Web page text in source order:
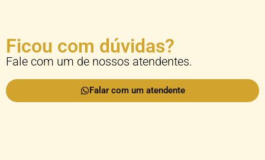
Ficou com dúvidas?
Fale com um de nossos atendentes.
Falar com um atendente